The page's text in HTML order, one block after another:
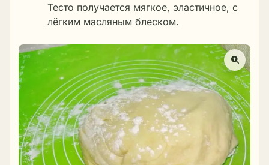
Тесто получается мягкое, эластичное, с
лёгким масляным блеском.